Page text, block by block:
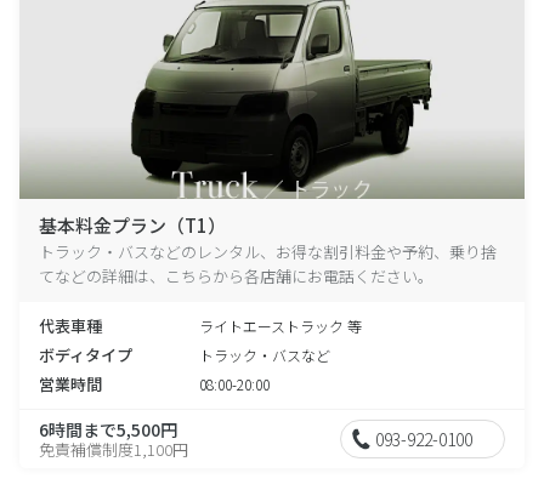
基本料金プラン（T1）
トラック・バスなどのレンタル、お得な割引料金や予約、乗り捨
てなどの詳細は、こちらから各店舗にお電話ください。
代表車種 ライトエーストラック 等
ボディタイプ トラック・バスなど
営業時間 08:00-20:00
6時間まで5,500円
免責補償制度1,100円 093-922-0100